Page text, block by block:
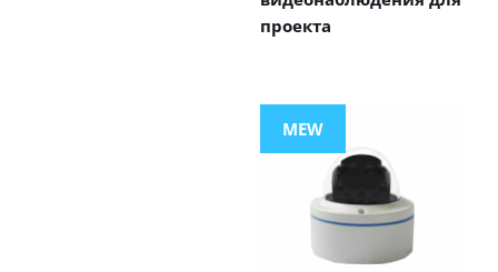
проекта
MEW